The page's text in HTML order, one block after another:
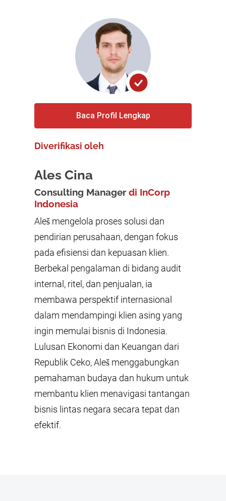
Baca Profil Lengkap
Diverifikasi oleh
Ales Cina
Consulting Manager di InCorp
Indonesia
Aleš mengelola proses solusi dan
pendirian perusahaan, dengan fokus
pada efisiensi dan kepuasan klien.
Berbekal pengalaman di bidang audit
internal, ritel, dan penjualan, ia
membawa perspektif internasional
dalam mendampingi klien asing yang
ingin memulai bisnis di Indonesia.
Lulusan Ekonomi dan Keuangan dari
Republik Ceko, Aleš menggabungkan
pemahaman budaya dan hukum untuk
membantu klien menavigasi tantangan
bisnis lintas negara secara tepat dan
efektif.